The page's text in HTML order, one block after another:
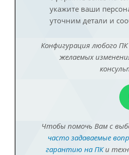
укажите ваши
уточним детали и
Конфигурация любого
желаемых
Чтобы помочь Вам с
часто задаваемые
гарантию на ПКи